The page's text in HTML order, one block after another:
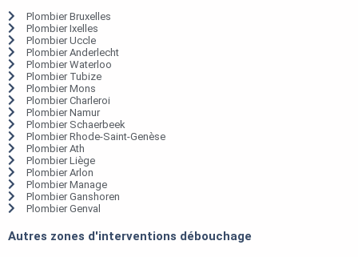
Plombier Bruxelles
Plombier Ixelles
Plombier Uccle
Plombier Anderlecht
Plombier Waterloo
Plombier Tubize
Plombier Mons
Plombier Charleroi
Plombier Namur
Plombier Schaerbeek
Plombier Rhode-Saint-Genèse
Plombier Ath
Plombier Liège
Plombier Arlon
Plombier Manage
Plombier Ganshoren
Plombier Genval
Autres zones d'interventions débouchage